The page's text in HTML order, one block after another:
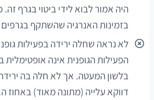
היה אמור לבוא לידי ביטוי בגרף זה.
בזמינות האנרגיה שהשתקף
הפעילות הגופנית אינה
בלשון המעטה. אך לא חלה בה
דווקא עלייה (מתונה מאוד) באחוז